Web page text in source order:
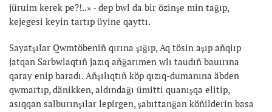
jüruim kerek pe?!..» - dep bwl da bir özinşe min tağıp,
kejegesi keyin tartıp üyine qayttı.
Sayatşılar Qwmtöbeniñ qırına şığıp, Aq tösin aşıp añqiıp
jatqan Sarbwlaqtıñ jazıq añğarımen wlı taudıñ bauırına
qaray enip baradı. Añşılıqtıñ köp qızıq-dumanına äbden
qwmartıp, dänikken, aldındağı ümitti quanışqa elitip,
asıqqan salburınşılar lepirgen, şabıttanğan köñilderin basa